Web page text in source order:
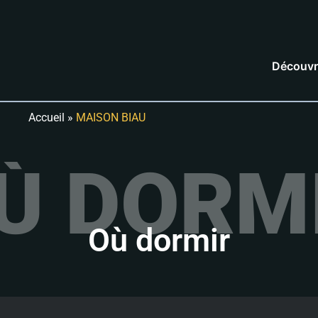
Accueil » MAISON BIAU
Où dormir